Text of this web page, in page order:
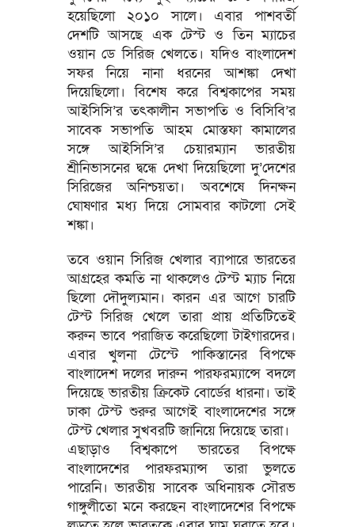
হয়েছিলো ২০১০ সালে। এবার পাশবর্তী
দেশটি আসছে এক টেস্ট ও তিন ম্যাচের
ওয়ান ডে সিরিজ খেলতে। যদিও বাংলাদেশ
সফর নিয়ে নানা ধরনের আশঙ্কা দেখা
দিয়েছিলো। বিশেষ করে বিশ্বকাপের সময়
আইসিসি’র তৎকালীন সভাপতি ও বিসিবি’র
সাবেক সভাপতি আহম মোস্তফা কামালের
সঙ্গে আইসিসি’র চেয়ারম্যান ভারতীয়
শ্রীনিভাসনের দ্বন্ধে দেখা দিয়েছিলো দু’দেশের
সিরিজের অনিশ্চয়তা। অবশেষে দিনক্ষন
ঘোষণার মধ্য দিয়ে সোমবার কাটলো সেই
শঙ্কা।
তবে ওয়ান সিরিজ খেলার ব্যাপারে ভারতের
আগ্রহের কমতি না থাকলেও টেস্ট ম্যাচ নিয়ে
ছিলো দৌদুল্যমান। কারন এর আগে চারটি
টেস্ট সিরিজ খেলে তারা প্রায় প্রতিটিতেই
করুন ভাবে পরাজিত করেছিলো টাইগারদের।
এবার খুলনা টেস্টে পাকিস্তানের বিপক্ষে
বাংলাদেশ দলের দারুন পারফরম্যান্সে বদলে
দিয়েছে ভারতীয় ক্রিকেট বোর্ডের ধারনা। তাই
ঢাকা টেস্ট শুরুর আগেই বাংলাদেশের সঙ্গে
টেস্ট খেলার সুখবরটি জানিয়ে দিয়েছে তারা।
এছাড়াও বিশ্বকাপে ভারতের বিপক্ষে
বাংলাদেশের পারফরম্যান্স তারা ভুলতে
পারেনি। ভারতীয় সাবেক অধিনায়ক সৌরভ
গাঙ্গুলীতো মনে করছেন বাংলাদেশের বিপক্ষে